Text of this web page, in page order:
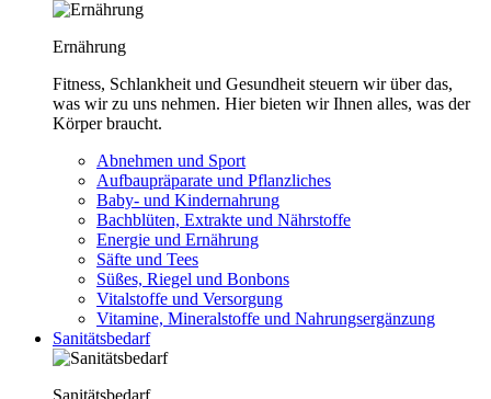
Ernährung
Fitness, Schlankheit und Gesundheit steuern wir über das,
was wir zu uns nehmen. Hier bieten wir Ihnen alles, was der
Körper braucht.
Abnehmen und Sport
Aufbaupräparate und Pflanzliches
Baby- und Kindernahrung
Bachblüten, Extrakte und Nährstoffe
Energie und Ernährung
Säfte und Tees
Süßes, Riegel und Bonbons
Vitalstoffe und Versorgung
Vitamine, Mineralstoffe und Nahrungsergänzung
Sanitätsbedarf
Sanitätsbedarf